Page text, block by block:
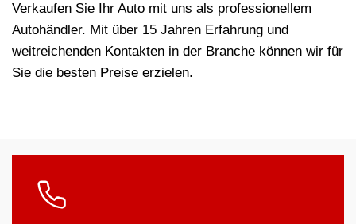
Verkaufen Sie Ihr Auto mit uns als professionellem
Autohändler. Mit über 15 Jahren Erfahrung und
weitreichenden Kontakten in der Branche können wir für
Sie die besten Preise erzielen.